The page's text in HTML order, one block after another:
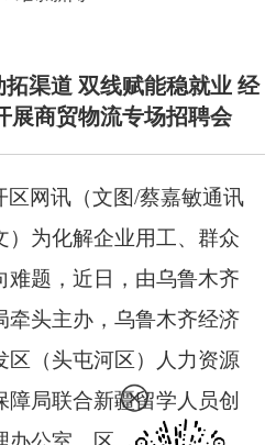
渠道 双线赋能稳就业 经
展商贸物流专场招聘会
区网讯（文图/蔡嘉敏通讯
）为化解企业用工、群众
难题，近日，由乌鲁木齐
牵头主办，乌鲁木齐经济
区（头屯河区）人力资源
障局联合新疆留学人员创